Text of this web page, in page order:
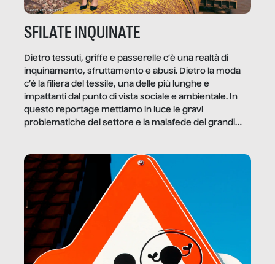
SFILATE INQUINATE
Dietro tessuti, griffe e passerelle c’è una realtà di
inquinamento, sfruttamento e abusi. Dietro la moda
c’è la filiera del tessile, una delle più lunghe e
impattanti dal punto di vista sociale e ambientale. In
questo reportage mettiamo in luce le gravi
problematiche del settore e la malafede dei grandi